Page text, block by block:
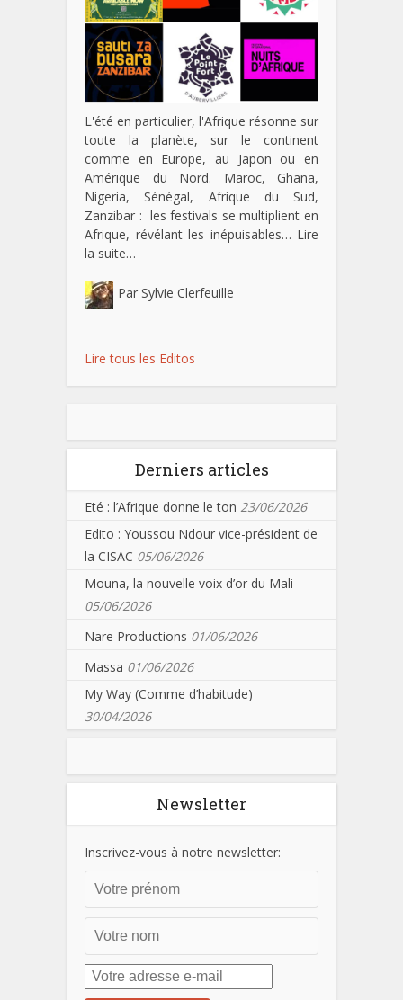
L'été en particulier, l'Afrique résonne sur
toute la planète, sur le continent
comme en Europe, au Japon ou en
Amérique du Nord. Maroc, Ghana,
Nigeria, Sénégal, Afrique du Sud,
Zanzibar : les festivals se multiplient en
Afrique, révélant les inépuisables… Lire
la suite…
Par Sylvie Clerfeuille
Lire tous les Editos
Derniers articles
Eté : l’Afrique donne le ton 23/06/2026
Edito : Youssou Ndour vice-président de
la CISAC 05/06/2026
Mouna, la nouvelle voix d’or du Mali
05/06/2026
Nare Productions 01/06/2026
Massa 01/06/2026
My Way (Comme d’habitude)
30/04/2026
Newsletter
Inscrivez-vous à notre newsletter: